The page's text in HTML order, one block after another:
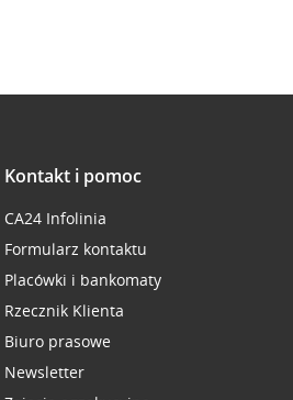
Kontakt i pomoc
CA24 Infolinia
Formularz kontaktu
Placówki i bankomaty
Rzecznik Klienta
Biuro prasowe
Newsletter